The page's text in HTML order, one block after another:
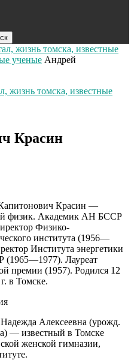
жизнь томска, известные
ученые Андрей
жизнь томска, известные
Красин
Красин —
физик. Академик АН БССР
Физико-
института (1956—
Института энергетики
Лауреат
премии (1957). Родился 12
в Томске.
Алексеевна (урожд.
— известный в Томске
женской гимназии,